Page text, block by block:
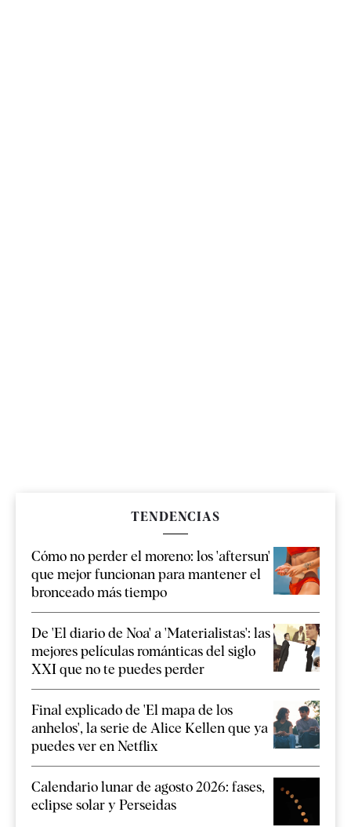
TENDENCIAS
Cómo no perder el moreno: los 'aftersun'
que mejor funcionan para mantener el
bronceado más tiempo
De 'El diario de Noa' a 'Materialistas': las
mejores películas románticas del siglo
XXI que no te puedes perder
Final explicado de 'El mapa de los
anhelos', la serie de Alice Kellen que ya
puedes ver en Netflix
Calendario lunar de agosto 2026: fases,
eclipse solar y Perseidas